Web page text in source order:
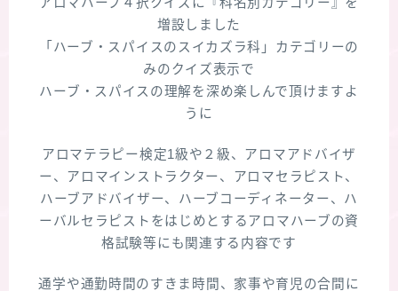
増設しました
「ハーブ・スパイスのスイカズラ科」カテゴリーの
みのクイズ表示で
ハーブ・スパイスの理解を深め楽しんで頂けますよ
うに
アロマテラピー検定1級や２級、アロマアドバイザ
ー、アロマインストラクター、アロマセラピスト、
ハーブアドバイザー、ハーブコーディネーター、ハ
ーバルセラピストをはじめとするアロマハーブの資
格試験等にも関連する内容です
通学や通勤時間のすきま時間、家事や育児の合間に